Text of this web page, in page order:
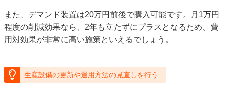
また、デマンド装置は20万円前後で購入可能です。月1万円
程度の削減効果なら、2年も立たずにプラスとなるため、費
用対効果が非常に高い施策といえるでしょう。
生産設備の更新や運用方法の見直しを行う